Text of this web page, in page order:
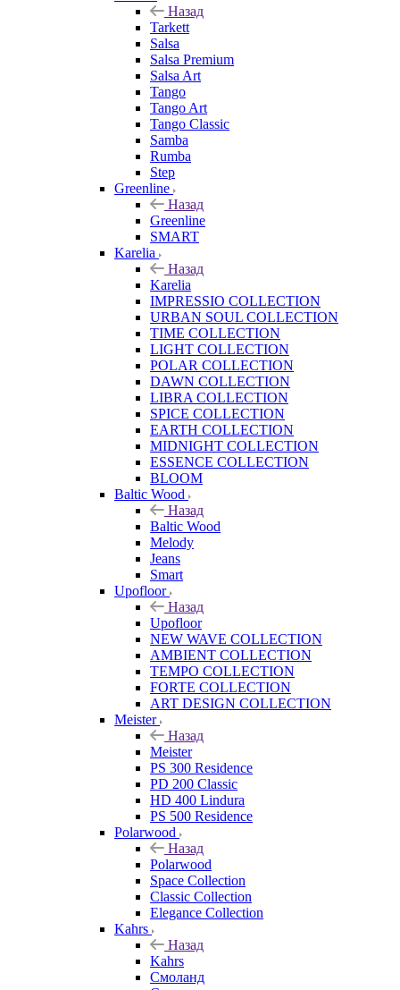
Назад
Tarkett
Salsa
Salsa Premium
Salsa Art
Tango
Tango Art
Tango Classic
Samba
Rumba
Step
Greenline
Назад
Greenline
SMART
Karelia
Назад
Karelia
IMPRESSIO COLLECTION
URBAN SOUL COLLECTION
TIME COLLECTION
LIGHT COLLECTION
POLAR COLLECTION
DAWN COLLECTION
LIBRA COLLECTION
SPICE COLLECTION
EARTH COLLECTION
MIDNIGHT COLLECTION
ESSENCE COLLECTION
BLOOM
Baltic Wood
Назад
Baltic Wood
Melody
Jeans
Smart
Upofloor
Назад
Upofloor
NEW WAVE COLLECTION
AMBIENT COLLECTION
TEMPO COLLECTION
FORTE COLLECTION
ART DESIGN COLLECTION
Meister
Назад
Meister
PS 300 Residence
PD 200 Classic
HD 400 Lindura
PS 500 Residence
Polarwood
Назад
Polarwood
Space Collection
Classic Collection
Elegance Collection
Kahrs
Назад
Kahrs
Смоланд